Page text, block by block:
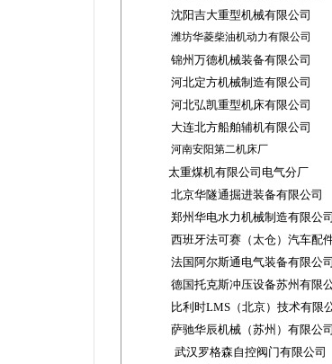
沈阳吉大重型机械有限公司
潍坊华菱柴油机动力有限公司
锦州万德机械装备有限公司
河北定方机械制造有限公司
河北弘凯重型机床有限公司
大连北方船舶辅机有限公司
河南安阳第二机床厂
太重煤机有限公司电气分厂
北京华隧通掘进装备有限公司
郑州华电水力机械制造有限公司
西班牙法可赛（太仓）汽车配
法国阿尔斯通电气装备有限公司
德国托克斯冲压设备苏州有限
比利时LMS （北京）技术有限
萨驰华辰机械（苏州）有限公司
武汉罗格森自控阀门有限公司